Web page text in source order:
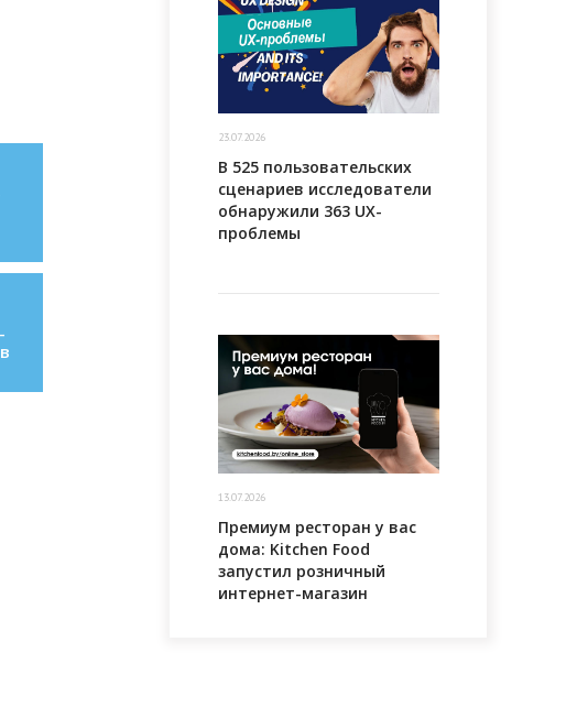
23.07.2026
В 525 пользовательских
сценариев исследователи
обнаружили 363 UX-
проблемы
13.07.2026
Премиум ресторан у вас
дома: Kitchen Food
запустил розничный
интернет-магазин